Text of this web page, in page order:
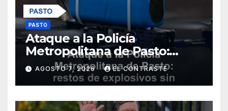
PASTO
Ataque a la Policía
Metropolitana de Pasto:
restos de explosivos sin
heridos ni daños materiales
AGOSTO 7, 2026 EL CONTRASTE